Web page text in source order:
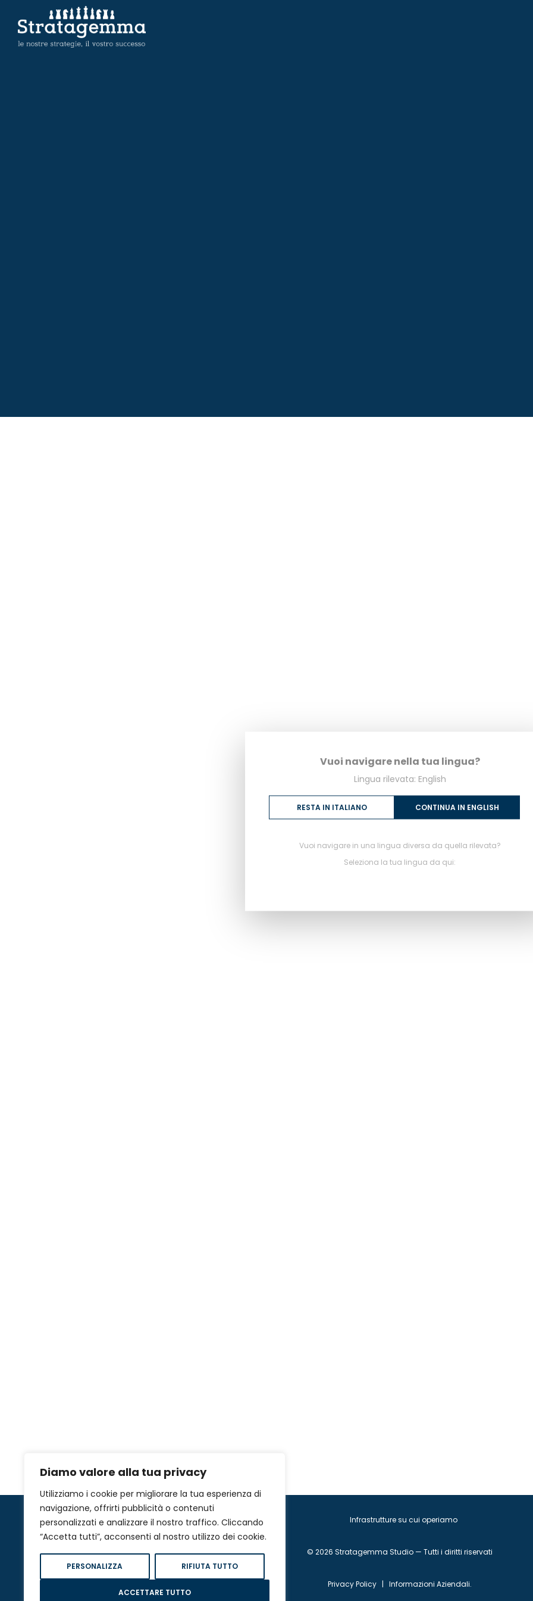
Diamo valore alla tua privacy
Utilizziamo i cookie per migliorare la tua esperienza di
navigazione, offrirti pubblicità o contenuti
personalizzati e analizzare il nostro traffico. Cliccando
“Accetta tutti”, acconsenti al nostro utilizzo dei cookie.
PERSONALIZZA RIFIUTA TUTTO
ACCETTARE TUTTO
Infrastrutture su cui operiamo
© 2026 Stratagemma Studio — Tutti i diritti riservati
Privacy Policy | Informazioni Aziendali.
Vuoi navigare nella tua lingua?
Lingua rilevata: English
RESTA IN ITALIANO CONTINUA IN ENGLISH
Vuoi navigare in una lingua diversa da quella rilevata?
Seleziona la tua lingua da qui: